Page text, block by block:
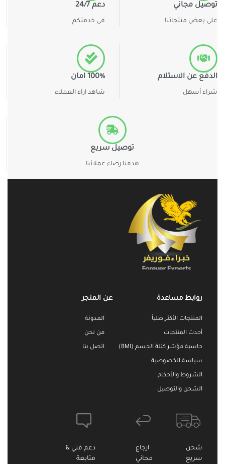
توصيل مجاني
على بعض منتجاتنا
دعم 24/7
فى خدمتكم
الدفع عن الاستلام
شراء أسهل
100% امان
شاهد اراء العملاء
توصيل سريع
هدفنا رضاء عملائنا
روابط مساعدة
المنتجات الأكثر طلباً
أحدث المنتجات
حاسبة مؤشر كتلة الجسم (BMI)
سياسة الخصوصية
الشروط والأحكام
الشحن والتوصيل
عن المتجر
المدونة
من نحن
اتصل بنا
شحن
سريع
ارجاع
مجاني
دعم فني &
متابعة